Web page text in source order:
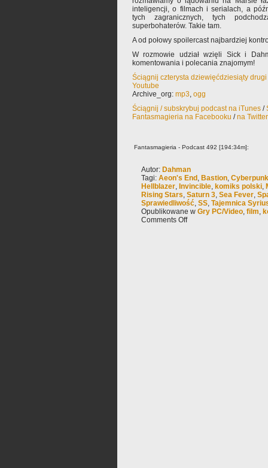
inteligencji, o filmach i serialach, a
tych zagranicznych, tych
superbohaterów. Takie tam.
A od połowy spoilercast najbardziej
W rozmowie udział wzięli Sick i
komentowania i polecania znajomym!
Ściągnij czterysta dziewięćdziesiąty
Youtube
Archive_org: mp3, ogg
Ściągnij / subskrybuj podcast na iTunes /
Fantasmagieria na Facebooku /na
Fantasmagieria - Podcast 492 [194:34m]:
Autor: Dahman
Tagi: Aeon's End , Bastion,
Hellblazer, Invincible, komiks polski,
Rising Stars, Saturn 3, Sea Fever,
Sprawiedliwość, SS, Tajemnica
Opublikowane w Gry PC/Video, film,
Comments Off